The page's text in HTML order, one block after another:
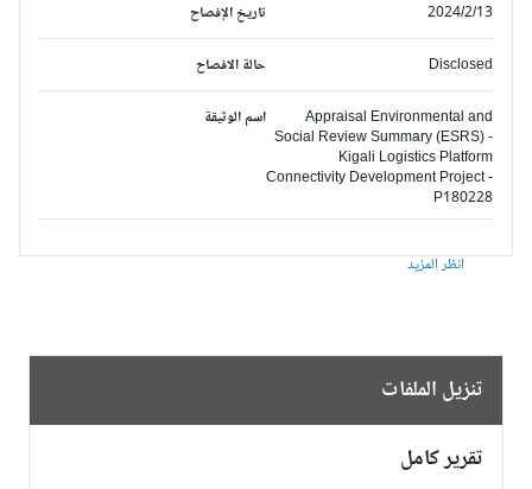
تاريخ الإفصاح 2024/2/13
حالة الافصاح Disclosed
اسم الوثيقة
Appraisal Environmental and
Social Review Summary (ESRS) -
Kigali Logistics Platform
Connectivity Development Project -
P180228
انظر المزيد
تنزيل الملفات
تقرير كامل